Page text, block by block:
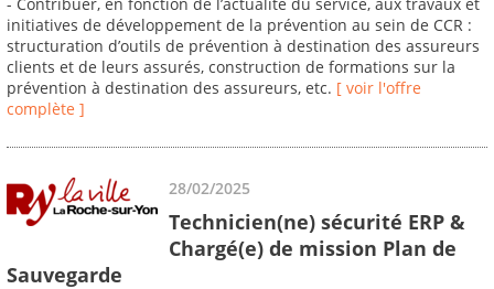
- Contribuer, en fonction de l’actualité du service, aux travaux et
initiatives de développement de la prévention au sein de CCR :
structuration d’outils de prévention à destination des assureurs
clients et de leurs assurés, construction de formations sur la
prévention à destination des assureurs, etc. [ voir l'offre
complète ]
28/02/2025
Technicien(ne) sécurité ERP &
Chargé(e) de mission Plan de
Sauvegarde